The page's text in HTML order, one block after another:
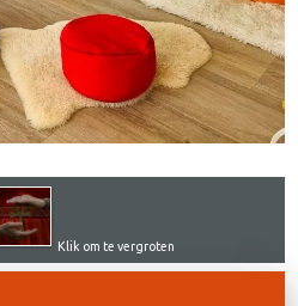
Klik om te vergroten